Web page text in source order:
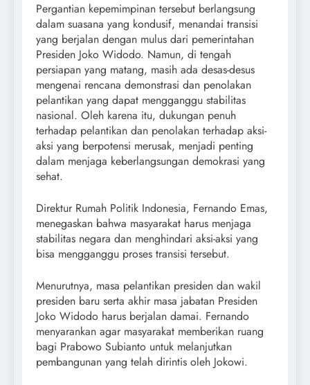
Pergantian kepemimpinan tersebut berlangsung
dalam suasana yang kondusif, menandai transisi
yang berjalan dengan mulus dari pemerintahan
Presiden Joko Widodo. Namun, di tengah
persiapan yang matang, masih ada desas-desus
mengenai rencana demonstrasi dan penolakan
pelantikan yang dapat mengganggu stabilitas
nasional. Oleh karena itu, dukungan penuh
terhadap pelantikan dan penolakan terhadap aksi-
aksi yang berpotensi merusak, menjadi penting
dalam menjaga keberlangsungan demokrasi yang
sehat.
Direktur Rumah Politik Indonesia, Fernando Emas,
menegaskan bahwa masyarakat harus menjaga
stabilitas negara dan menghindari aksi-aksi yang
bisa mengganggu proses transisi tersebut.
Menurutnya, masa pelantikan presiden dan wakil
presiden baru serta akhir masa jabatan Presiden
Joko Widodo harus berjalan damai. Fernando
menyarankan agar masyarakat memberikan ruang
bagi Prabowo Subianto untuk melanjutkan
pembangunan yang telah dirintis oleh Jokowi.